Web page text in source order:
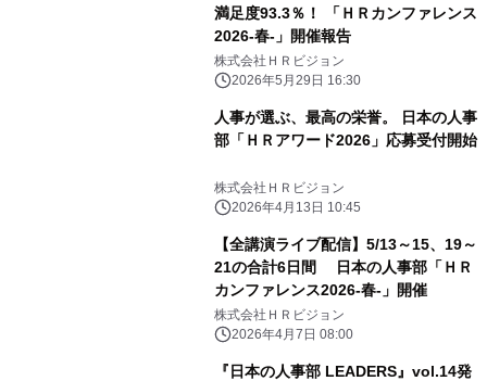
満足度93.3％！ 「ＨＲカンファレンス
2026-春-」開催報告
株式会社ＨＲビジョン
2026年5月29日 16:30
人事が選ぶ、最高の栄誉。 日本の人事
部「ＨＲアワード2026」応募受付開始
株式会社ＨＲビジョン
2026年4月13日 10:45
【全講演ライブ配信】5/13～15、19～
21の合計6日間 日本の人事部「ＨＲ
カンファレンス2026-春-」開催
株式会社ＨＲビジョン
2026年4月7日 08:00
『日本の人事部 LEADERS』vol.14発